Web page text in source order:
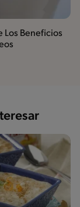
Los Beneficios